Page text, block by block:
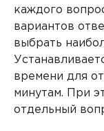
Учебные курсы
Техническая
Сертификация
Старт с
Партнерство с
Партнеры
Центр
Статьи
Документация
Книги
каждого
вариантов
выбрать
времени для
минутам. При
отдельный